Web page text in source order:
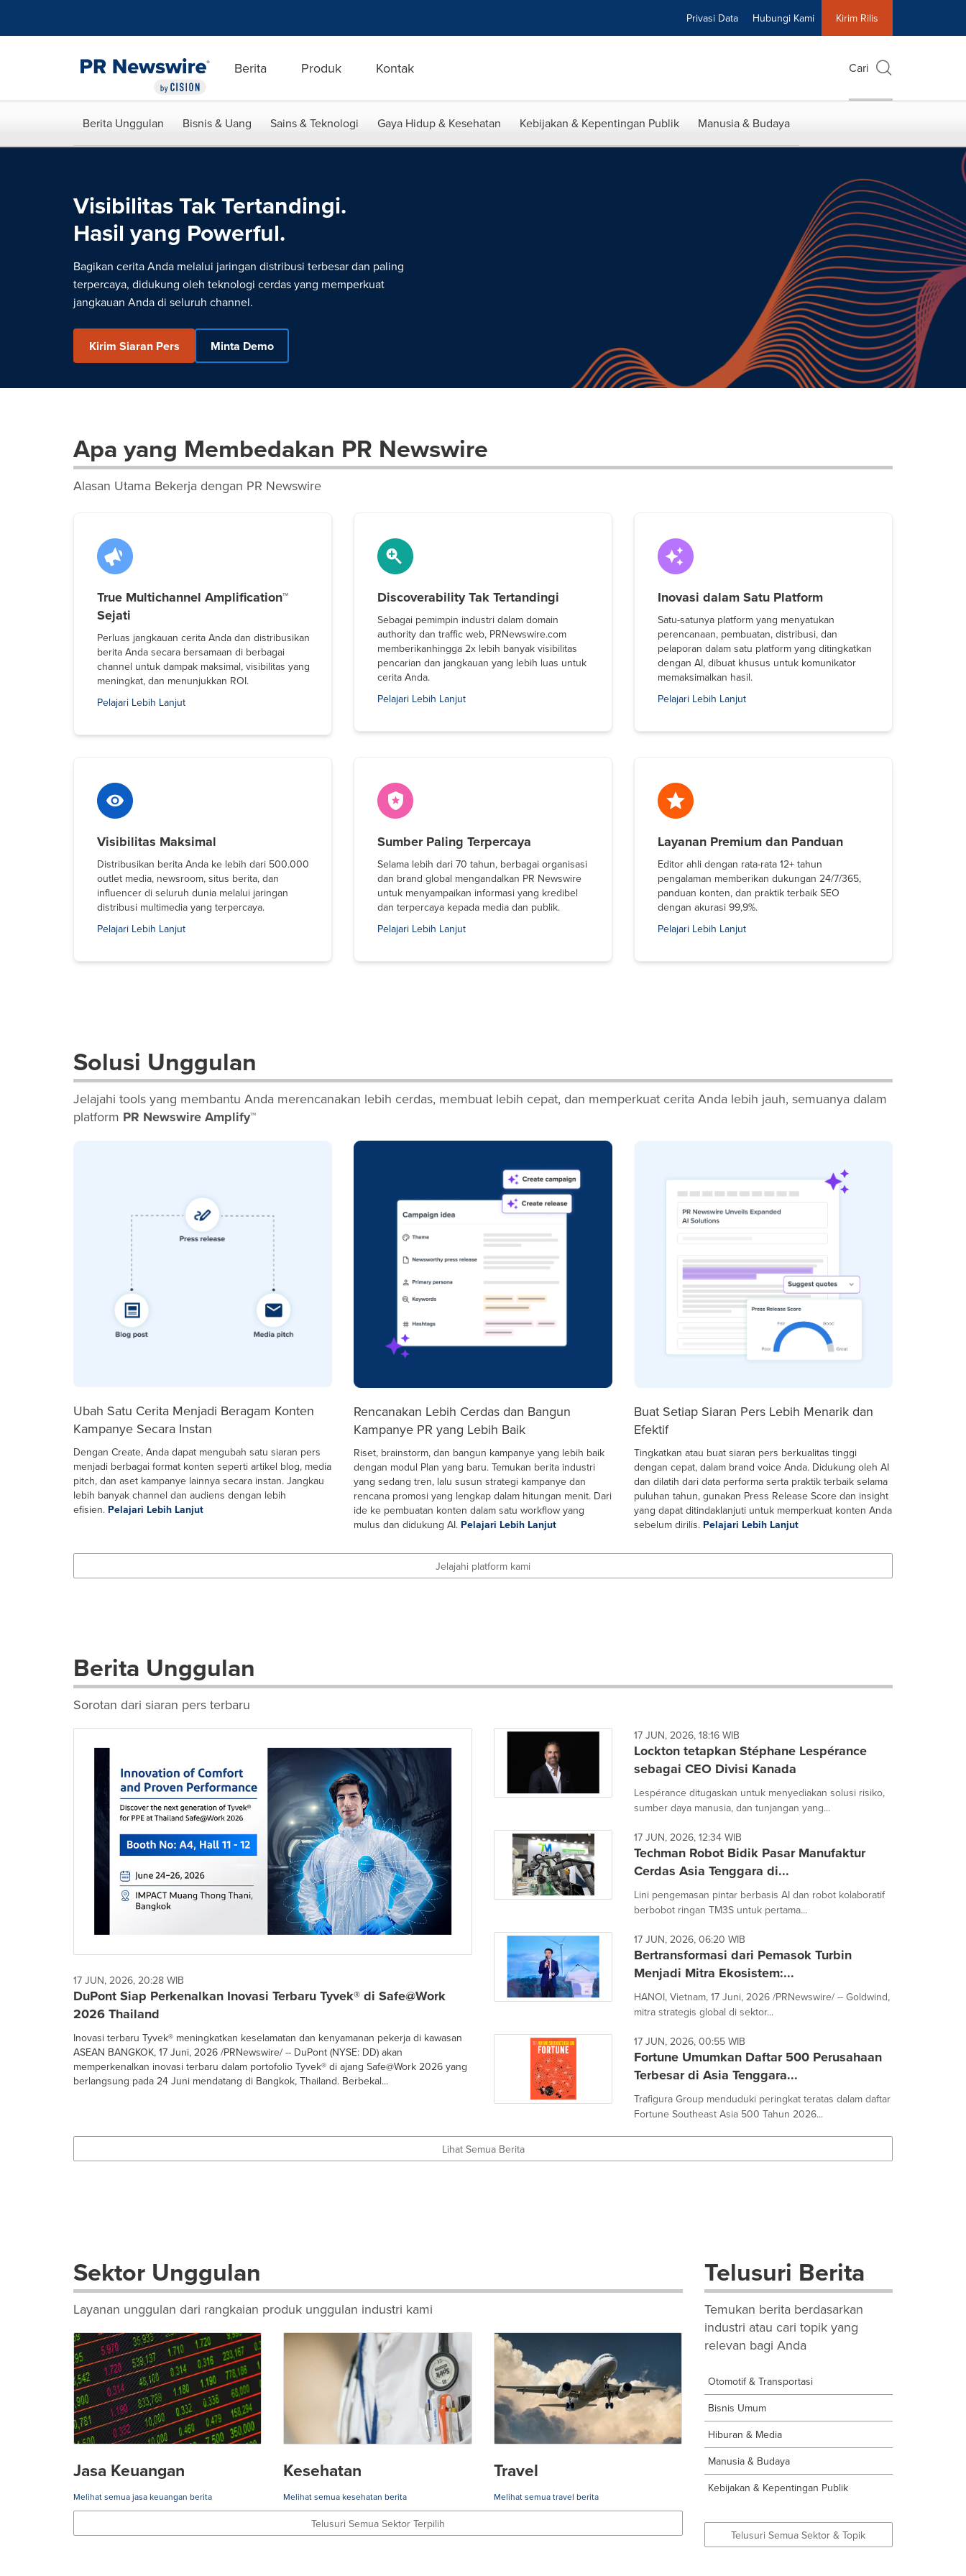
Privasi Data Hubungi Kami Kirim Rilis
Berita Produk Kontak Cari
Berita Unggulan Bisnis & Uang Sains & Teknologi Gaya Hidup & Kesehatan Kebijakan & Kepentingan Publik Manusia & Budaya
Visibilitas Tak Tertandingi.
Hasil yang Powerful.
Bagikan cerita Anda melalui jaringan distribusi terbesar dan paling
terpercaya, didukung oleh teknologi cerdas yang memperkuat
jangkauan Anda di seluruh channel.
Kirim Siaran Pers Minta Demo
Apa yang Membedakan PR Newswire
Alasan Utama Bekerja dengan PR Newswire
True Multichannel Amplification™
Sejati
Perluas jangkauan cerita Anda dan distribusikan
berita Anda secara bersamaan di berbagai
channel untuk dampak maksimal, visibilitas yang
meningkat, dan menunjukkan ROI.
Pelajari Lebih Lanjut
Discoverability Tak Tertandingi
Sebagai pemimpin industri dalam domain
authority dan traffic web, PRNewswire.com
memberikanhingga 2x lebih banyak visibilitas
pencarian dan jangkauan yang lebih luas untuk
cerita Anda.
Pelajari Lebih Lanjut
Inovasi dalam Satu Platform
Satu-satunya platform yang menyatukan
perencanaan, pembuatan, distribusi, dan
pelaporan dalam satu platform yang ditingkatkan
dengan AI, dibuat khusus untuk komunikator
memaksimalkan hasil.
Pelajari Lebih Lanjut
Visibilitas Maksimal
Distribusikan berita Anda ke lebih dari 500.000
outlet media, newsroom, situs berita, dan
influencer di seluruh dunia melalui jaringan
distribusi multimedia yang terpercaya.
Pelajari Lebih Lanjut
Sumber Paling Terpercaya
Selama lebih dari 70 tahun, berbagai organisasi
dan brand global mengandalkan PR Newswire
untuk menyampaikan informasi yang kredibel
dan terpercaya kepada media dan publik.
Pelajari Lebih Lanjut
Layanan Premium dan Panduan
Editor ahli dengan rata-rata 12+ tahun
pengalaman memberikan dukungan 24/7/365,
panduan konten, dan praktik terbaik SEO
dengan akurasi 99,9%.
Pelajari Lebih Lanjut
Solusi Unggulan
Jelajahi tools yang membantu Anda merencanakan lebih cerdas, membuat lebih cepat, dan memperkuat cerita Anda lebih jauh, semuanya dalam
platform PR Newswire Amplify™
Ubah Satu Cerita Menjadi Beragam Konten
Kampanye Secara Instan
Dengan Create, Anda dapat mengubah satu siaran pers
menjadi berbagai format konten seperti artikel blog, media
pitch, dan aset kampanye lainnya secara instan. Jangkau
lebih banyak channel dan audiens dengan lebih
efisien. Pelajari Lebih Lanjut
Rencanakan Lebih Cerdas dan Bangun
Kampanye PR yang Lebih Baik
Riset, brainstorm, dan bangun kampanye yang lebih baik
dengan modul Plan yang baru. Temukan berita industri
yang sedang tren, lalu susun strategi kampanye dan
rencana promosi yang lengkap dalam hitungan menit. Dari
ide ke pembuatan konten dalam satu workflow yang
mulus dan didukung AI. Pelajari Lebih Lanjut
Buat Setiap Siaran Pers Lebih Menarik dan
Efektif
Tingkatkan atau buat siaran pers berkualitas tinggi
dengan cepat, dalam brand voice Anda. Didukung oleh AI
dan dilatih dari data performa serta praktik terbaik selama
puluhan tahun, gunakan Press Release Score dan insight
yang dapat ditindaklanjuti untuk memperkuat konten Anda
sebelum dirilis. Pelajari Lebih Lanjut
Jelajahi platform kami
Berita Unggulan
Sorotan dari siaran pers terbaru
17 JUN, 2026, 20:28 WIB
DuPont Siap Perkenalkan Inovasi Terbaru Tyvek® di Safe@Work
2026 Thailand
Inovasi terbaru Tyvek® meningkatkan keselamatan dan kenyamanan pekerja di kawasan
ASEAN BANGKOK, 17 Juni, 2026 /PRNewswire/ -- DuPont (NYSE: DD) akan
memperkenalkan inovasi terbaru dalam portofolio Tyvek® di ajang Safe@Work 2026 yang
berlangsung pada 24 Juni mendatang di Bangkok, Thailand. Berbekal...
17 JUN, 2026, 18:16 WIB
Lockton tetapkan Stéphane Lespérance
sebagai CEO Divisi Kanada
Lespérance ditugaskan untuk menyediakan solusi risiko,
sumber daya manusia, dan tunjangan yang...
17 JUN, 2026, 12:34 WIB
Techman Robot Bidik Pasar Manufaktur
Cerdas Asia Tenggara di...
Lini pengemasan pintar berbasis AI dan robot kolaboratif
berbobot ringan TM3S untuk pertama...
17 JUN, 2026, 06:20 WIB
Bertransformasi dari Pemasok Turbin
Menjadi Mitra Ekosistem:...
HANOI, Vietnam, 17 Juni, 2026 /PRNewswire/ -- Goldwind,
mitra strategis global di sektor...
17 JUN, 2026, 00:55 WIB
Fortune Umumkan Daftar 500 Perusahaan
Terbesar di Asia Tenggara...
Trafigura Group menduduki peringkat teratas dalam daftar
Fortune Southeast Asia 500 Tahun 2026...
Lihat Semua Berita
Sektor Unggulan
Layanan unggulan dari rangkaian produk unggulan industri kami
Jasa Keuangan
Melihat semua jasa keuangan berita
Kesehatan
Melihat semua kesehatan berita
Travel
Melihat semua travel berita
Telusuri Semua Sektor Terpilih
Telusuri Berita
Temukan berita berdasarkan
industri atau cari topik yang
relevan bagi Anda
Otomotif & Transportasi
Bisnis Umum
Hiburan & Media
Manusia & Budaya
Kebijakan & Kepentingan Publik
Telusuri Semua Sektor & Topik